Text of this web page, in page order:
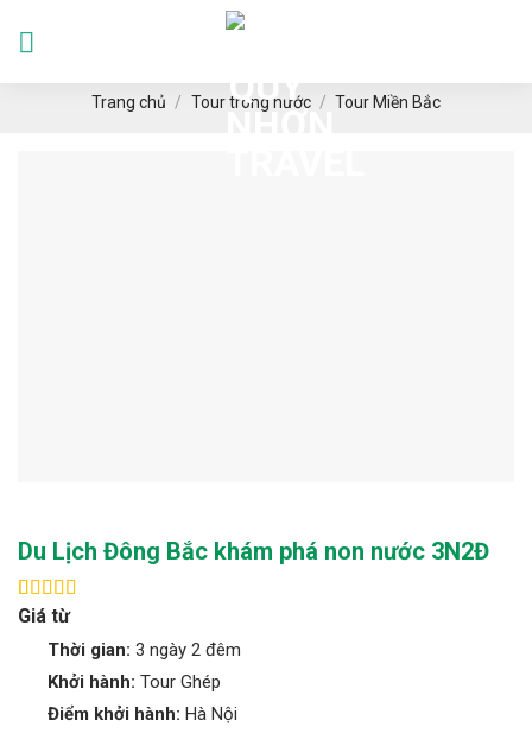
Trang chủ / Tour trong nước / Tour Miền Bắc
Du Lịch Đông Bắc khám phá non nước 3N2Đ
4.75 trên 5
8
đánh giá
Giá từ
Thời gian: 3 ngày 2 đêm
Khởi hành: Tour Ghép
Điểm khởi hành: Hà Nội